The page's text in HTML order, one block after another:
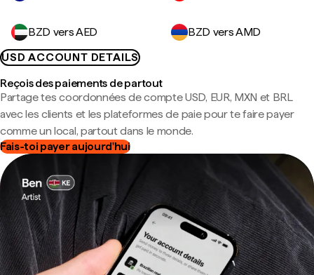
BZD vers AED
BZD vers AMD
USD ACCOUNT DETAILS
Reçois des paiements de partout
Partage tes coordonnées de compte USD, EUR, MXN et BRL
avec les clients et les plateformes de paie pour te faire payer
comme un local, partout dans le monde.
Fais-toi payer aujourd'hui